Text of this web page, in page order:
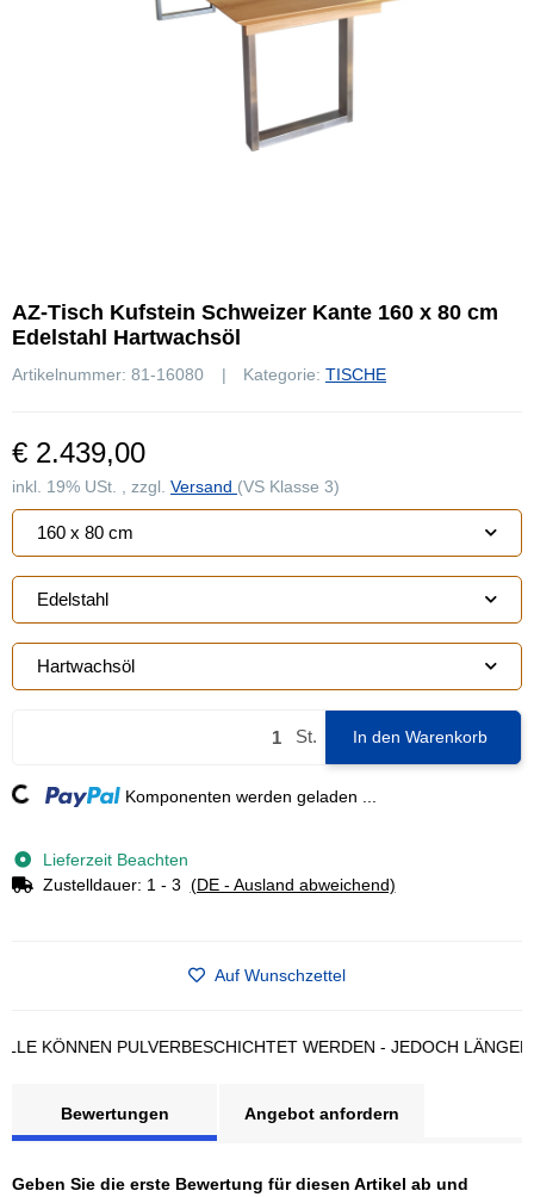
AZ-Tisch Kufstein Schweizer Kante 160 x 80 cm
Edelstahl Hartwachsöl
Artikelnummer: 81-16080 Kategorie: TISCHE
€ 2.439,00
inkl. 19% USt. , zzgl. Versand (VS Klasse 3)
160 x 80 cm
Edelstahl
Hartwachsöl
St. In den Warenkorb
Loading... Komponenten werden geladen ...
Lieferzeit Beachten
Zustelldauer: 1 - 3 (DE - Ausland abweichend)
Auf Wunschzettel
PULVERBESCHICHTET WERDEN - JEDOCH LÄNGERE
Bewertungen Angebot anfordern
Geben Sie die erste Bewertung für diesen Artikel ab und